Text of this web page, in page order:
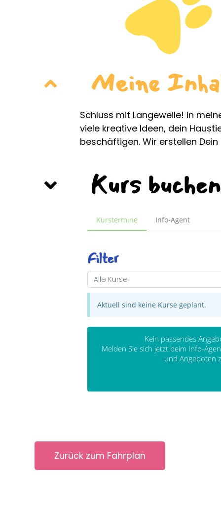
Meine
Schluss mit Langeweile! In
viele kreative Ideen, dein
beschäftigen. Wir erstellen
Kurs buchen
Zurück zum Fahrplan